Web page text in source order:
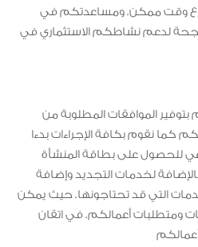
وقت ممكن. ومساعدتكم في
لدعم نشاطكم الاستثماري في
بتوفير الموافقات المطلوبة من
كما نقوم بكافة الإجراءات بدءا
للحصول على بطاقة المنشأة
لخدمات التجديد وإضافة
التي قد تحتاجونها. حيث يمكن
ومتطلبات أعمالكم. في اتقان